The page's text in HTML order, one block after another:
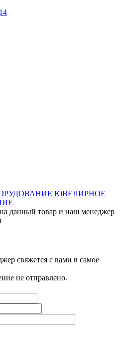
ЮВЕЛИРНОЕ
данный товар и наш менеджер
свяжется с вами в самое
не отправлено.